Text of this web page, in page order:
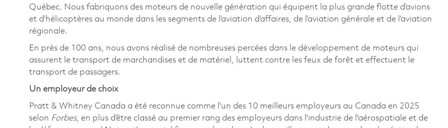
Québec. Nous fabriquons des moteurs de nouvelle génération qui équipent la plus grande flotte d’avions
et d’hélicoptères au monde dans les segments de l’aviation d’affaires, de l’aviation générale et de l’aviation
régionale.
En près de 100 ans, nous avons réalisé de nombreuses percées dans le développement de moteurs qui
assurent le transport de marchandises et de matériel, luttent contre les feux de forêt et effectuent le
transport de passagers.
Un employeur de choix
Pratt & Whitney Canada a été reconnue comme l'un des 10 meilleurs employeurs au Canada en 2025
selon Forbes, en plus d’être classé au premier rang des employeurs dans l'industrie de l'aérospatiale et de